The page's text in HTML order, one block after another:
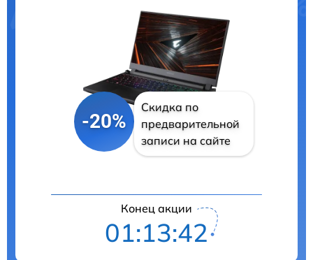
-20%
Скидка по
предварительной
записи на сайте
Конец акции
01:13:41